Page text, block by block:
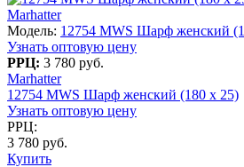
Marhatter
Модель: 12754 MWS Шарф женский
Узнать оптовую цену
РРЦ: 3 780 руб.
Marhatter
12754 MWS Шарф женский (180 x 25)
Узнать оптовую цену
РРЦ:
3 780 руб.
Купить